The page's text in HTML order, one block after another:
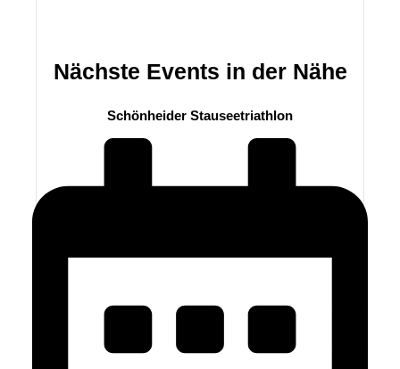
Nächste Events in der Nähe
Schönheider Stauseetriathlon